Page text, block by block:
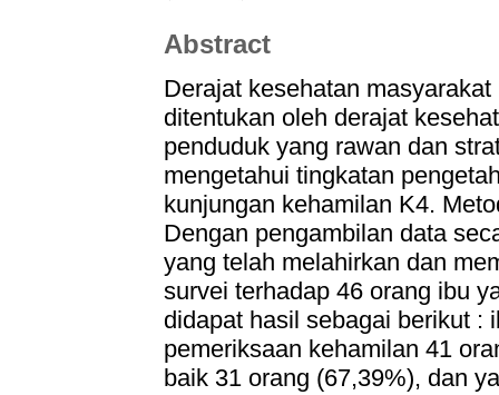
Abstract
Derajat kesehatan
ditentukan oleh derajat
penduduk yang rawan dan
mengetahui tingkatan
kunjungan kehamilan K4.
Dengan pengambilan data
yang telah melahirkan dan
survei terhadap 46 orang ibu
didapat hasil sebagai berikut :
pemeriksaan kehamilan 41
baik 31 orang (67,39%), dan